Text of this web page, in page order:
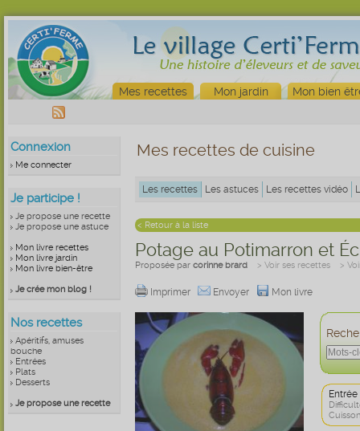
Mes recettes Mon jardin Mon bien
Connexion
Me connecter
Je participe !
Je propose une recette
Je propose une astuce
Mon livre recettes
Mon livre jardin
Mon livre bien-être
Je crée mon blog !
Nos recettes
Apéritifs, amuses
bouche
Entrées
Plats
Desserts
Je propose une recette
Mes recettes de cuisine
Les recettes Les astuces Les recettes vidéo
< Retour à la liste
Potage au Potimarron et
Proposée par corinne brard > Voir ses recettes >
Imprimer Envoyer Mon livre
Entrée